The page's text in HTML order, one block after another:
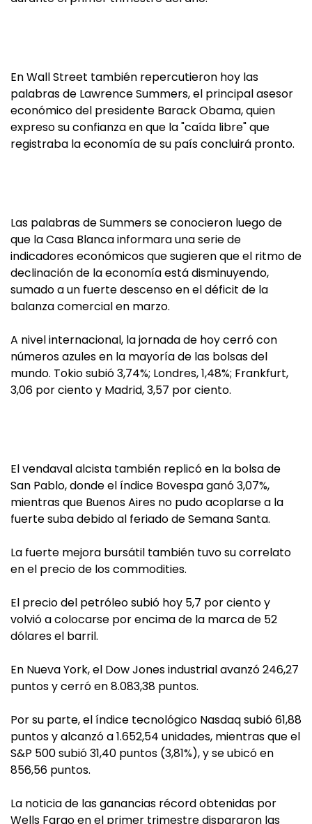
En Wall Street también repercutieron hoy las
palabras de Lawrence Summers, el principal asesor
económico del presidente Barack Obama, quien
expreso su confianza en que la "caída libre" que
registraba la economía de su país concluirá pronto.
Las palabras de Summers se conocieron luego de
que la Casa Blanca informara una serie de
indicadores económicos que sugieren que el ritmo de
declinación de la economía está disminuyendo,
sumado a un fuerte descenso en el déficit de la
balanza comercial en marzo.
A nivel internacional, la jornada de hoy cerró con
números azules en la mayoría de las bolsas del
mundo. Tokio subió 3,74%; Londres, 1,48%; Frankfurt,
3,06 por ciento y Madrid, 3,57 por ciento.
El vendaval alcista también replicó en la bolsa de
San Pablo, donde el índice Bovespa ganó 3,07%,
mientras que Buenos Aires no pudo acoplarse a la
fuerte suba debido al feriado de Semana Santa.
La fuerte mejora bursátil también tuvo su correlato
en el precio de los commodities.
El precio del petróleo subió hoy 5,7 por ciento y
volvió a colocarse por encima de la marca de 52
dólares el barril.
En Nueva York, el Dow Jones industrial avanzó 246,27
puntos y cerró en 8.083,38 puntos.
Por su parte, el índice tecnológico Nasdaq subió 61,88
puntos y alcanzó a 1.652,54 unidades, mientras que el
S&P 500 subió 31,40 puntos (3,81%), y se ubicó en
856,56 puntos.
La noticia de las ganancias récord obtenidas por
Wells Fargo en el primer trimestre dispararon las